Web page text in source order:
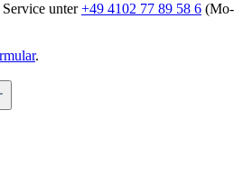
unter+49 4102 77 89 58 6 (Mo-
.